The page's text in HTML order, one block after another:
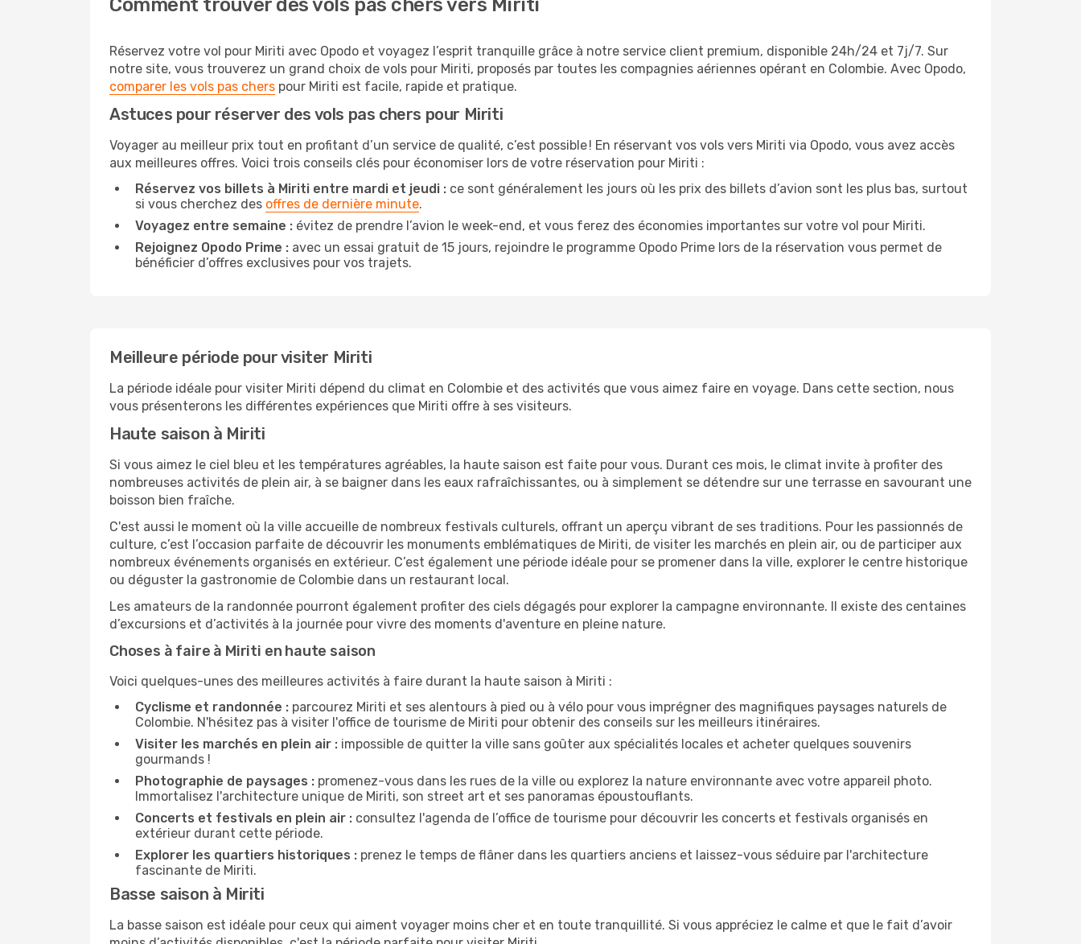
Comment trouver des vols pas chers vers Miriti
Réservez votre vol pour Miriti avec Opodo et voyagez l’esprit tranquille grâce à notre service client premium, disponible 24h/24 et 7j/7. Sur
notre site, vous trouverez un grand choix de vols pour Miriti, proposés par toutes les compagnies aériennes opérant en Colombie. Avec Opodo,
comparer les vols pas chers pour Miriti est facile, rapide et pratique.
Astuces pour réserver des vols pas chers pour Miriti
Voyager au meilleur prix tout en profitant d’un service de qualité, c’est possible ! En réservant vos vols vers Miriti via Opodo, vous avez accès
aux meilleures offres. Voici trois conseils clés pour économiser lors de votre réservation pour Miriti :
Réservez vos billets à Miriti entre mardi et jeudi : ce sont généralement les jours où les prix des billets d’avion sont les plus bas, surtout
si vous cherchez des offres de dernière minute.
Voyagez entre semaine : évitez de prendre l’avion le week-end, et vous ferez des économies importantes sur votre vol pour Miriti.
Rejoignez Opodo Prime : avec un essai gratuit de 15 jours, rejoindre le programme Opodo Prime lors de la réservation vous permet de
bénéficier d’offres exclusives pour vos trajets.
Meilleure période pour visiter Miriti
La période idéale pour visiter Miriti dépend du climat en Colombie et des activités que vous aimez faire en voyage. Dans cette section, nous
vous présenterons les différentes expériences que Miriti offre à ses visiteurs.
Haute saison à Miriti
Si vous aimez le ciel bleu et les températures agréables, la haute saison est faite pour vous. Durant ces mois, le climat invite à profiter des
nombreuses activités de plein air, à se baigner dans les eaux rafraîchissantes, ou à simplement se détendre sur une terrasse en savourant une
boisson bien fraîche.
C'est aussi le moment où la ville accueille de nombreux festivals culturels, offrant un aperçu vibrant de ses traditions. Pour les passionnés de
culture, c’est l’occasion parfaite de découvrir les monuments emblématiques de Miriti, de visiter les marchés en plein air, ou de participer aux
nombreux événements organisés en extérieur. C’est également une période idéale pour se promener dans la ville, explorer le centre historique
ou déguster la gastronomie de Colombie dans un restaurant local.
Les amateurs de la randonnée pourront également profiter des ciels dégagés pour explorer la campagne environnante. Il existe des centaines
d’excursions et d’activités à la journée pour vivre des moments d'aventure en pleine nature.
Choses à faire à Miriti en haute saison
Voici quelques-unes des meilleures activités à faire durant la haute saison à Miriti :
Cyclisme et randonnée : parcourez Miriti et ses alentours à pied ou à vélo pour vous imprégner des magnifiques paysages naturels de
Colombie. N'hésitez pas à visiter l'office de tourisme de Miriti pour obtenir des conseils sur les meilleurs itinéraires.
Visiter les marchés en plein air : impossible de quitter la ville sans goûter aux spécialités locales et acheter quelques souvenirs
gourmands !
Photographie de paysages : promenez-vous dans les rues de la ville ou explorez la nature environnante avec votre appareil photo.
Immortalisez l'architecture unique de Miriti, son street art et ses panoramas époustouflants.
Concerts et festivals en plein air : consultez l'agenda de l’office de tourisme pour découvrir les concerts et festivals organisés en
extérieur durant cette période.
Explorer les quartiers historiques : prenez le temps de flâner dans les quartiers anciens et laissez-vous séduire par l'architecture
fascinante de Miriti.
Basse saison à Miriti
La basse saison est idéale pour ceux qui aiment voyager moins cher et en toute tranquillité. Si vous appréciez le calme et que le fait d’avoir